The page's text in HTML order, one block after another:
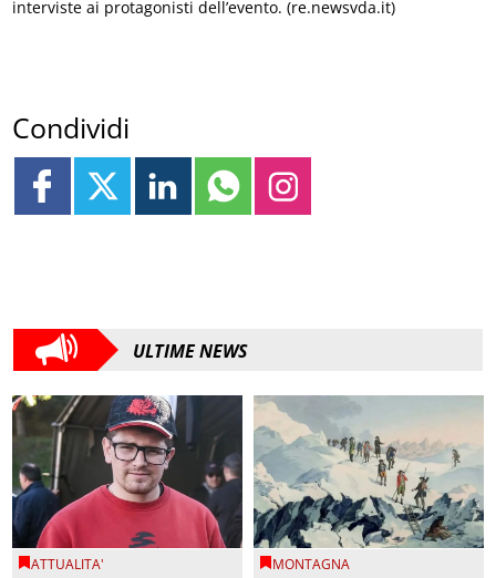
interviste ai protagonisti dell’evento. (re.newsvda.it)
Condividi
ULTIME NEWS
ATTUALITA' MONTAGNA